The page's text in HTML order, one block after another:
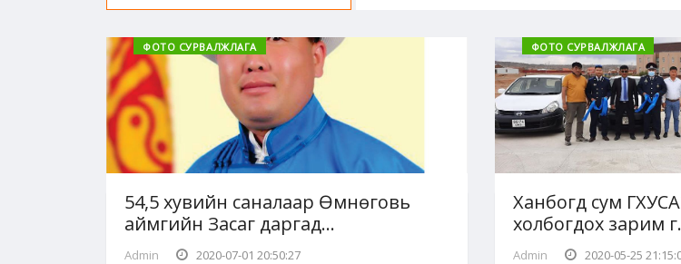
ФОТО СУРВАЛЖЛАГА
54,5 хувийн саналаар Өмнөговь
аймгийн Засаг даргад...
Admin 2020-07-01 20:50:27
ФОТО СУРВАЛЖЛАГА
Ханбогд сум
холбогдох зарим
Admin 2020-05-25